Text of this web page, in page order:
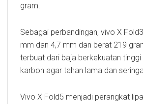
gram.
Sebagai perbandingan, vivo X
mm dan 4,7 mm dan berat 219
terbuat dari baja berkekuatan
karbon agar tahan lama dan
Vivo X Fold5 menjadi perangkat